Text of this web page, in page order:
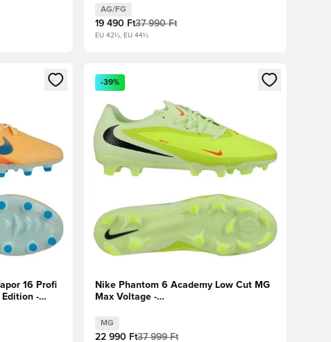
AG/FG
19 490 Ft37 990 Ft
EU 42½, EU 44½
vagy a tagként való regisztrációhoz
16 Profi
Edition -
Megnyit egy modált a bejelentkezéshez vagy a
-39%
Nike Phantom 6 Academy Low Cut MG
Max Voltage -
Crimson
MG
22 990 Ft37 999 Ft